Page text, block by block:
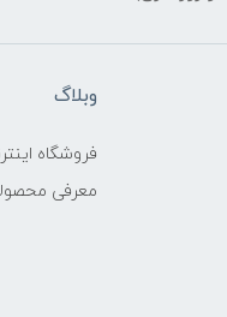
وبلاگ
فروشگاه
معرفی